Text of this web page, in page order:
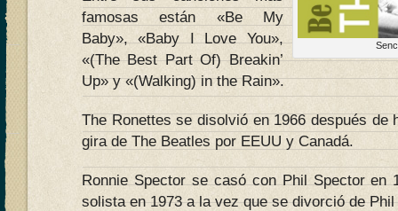
famosas están «Be My
Baby», «Baby I Love You»,
«(The Best Part Of) Breakin’
Up» y «(Walking) in the Rain».
The Ronettes se disolvió en 1966 después de
gira de The Beatles por EEUU y Canadá.
Ronnie Spector se casó con Phil Spector en
solista en 1973 a la vez que se divorció de Phil